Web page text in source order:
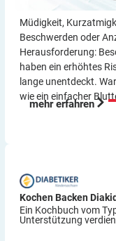
Müdigkeit,
Beschwerden oder
Herausforderung:
haben ein erhöhtes
lange unentdeckt.
wie ein einfacher
mehr erfahren
Kochen Backen
Ein Kochbuch vom
Unterstützung